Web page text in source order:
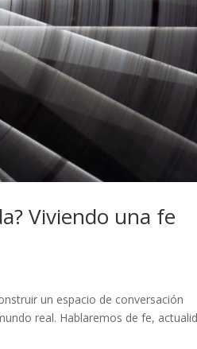
Viviendo una fe
un espacio de conversación
real. Hablaremos de fe,